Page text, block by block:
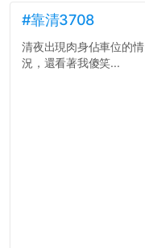
#靠清3708
清夜出現肉身佔車位的情
況，還看著我傻笑...